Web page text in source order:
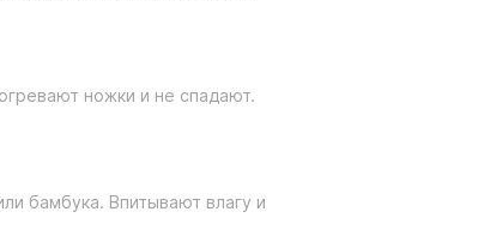
ножки и не спадают.
бамбука. Впитывают влагу и